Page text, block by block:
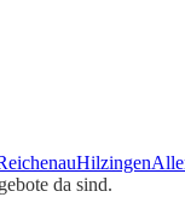
Hilzingen
da sind.